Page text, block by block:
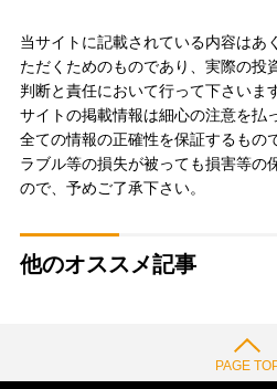
当サイトに記載されている内容はあ
ただくためのものであり、実際の投
判断と責任において行って下さいま
サイトの掲載情報は細心の注意を払
全ての情報の正確性を保証するもの
ラブル等の損失が被っても損害等の
ので、予めご了承下さい。
他のオススメ記事
PAGE